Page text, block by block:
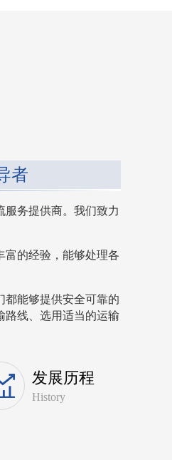
者
服务提供商。我们致力
富的经验，能够处理各
都能够提供安全可靠的
路线、选用适当的运输
发展历程
History